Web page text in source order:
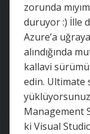
zorunda
duruyor :) İlle
Azure’a
alındığında
kallavi
edin. Ultimate
yüklüyorsunuz
Management
ki Visual